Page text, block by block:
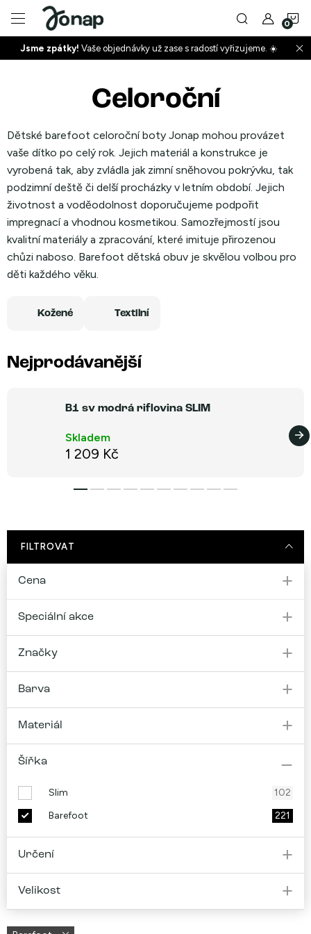
obsah
+
Jsme zpátky! Vaše objednávky už zase s radostí vyřizujeme. ☀️
Celoroční
Dětské barefoot celoroční boty Jonap mohou provázet
vaše dítko po celý rok. Jejich materiál a konstrukce je
vyrobená tak, aby zvládla jak zimní sněhovou pokrývku, tak
podzimní deště či delší procházky v letním období. Jejich
životnost a voděodolnost doporučujeme podpořit
impregnací a vhodnou kosmetikou. Samozřejmostí jsou
kvalitní materiály a zpracování, které imituje přirozenou
chůzi naboso. Barefoot dětská obuv je skvělou volbou pro
děti každého věku.
Kožené Textilní
Nejprodávanější
B1 sv modrá riflovina SLIM
Skladem
1 209 Kč
FILTROVAT
Cena
Speciální akce
Značky
Barva
Materiál
Šířka
Slim
102
Barefoot
221
Určení
Velikost